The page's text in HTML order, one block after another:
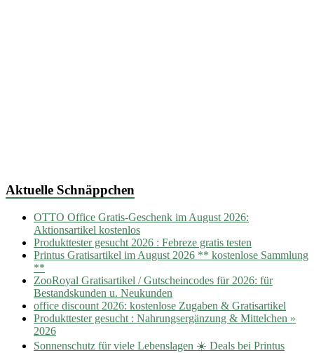
Aktuelle Schnäppchen
OTTO Office Gratis-Geschenk im August 2026:
Aktionsartikel kostenlos
Produkttester gesucht 2026 : Febreze gratis testen
Printus Gratisartikel im August 2026 ** kostenlose Sammlung
**
ZooRoyal Gratisartikel / Gutscheincodes für 2026: für
Bestandskunden u. Neukunden
office discount 2026: kostenlose Zugaben & Gratisartikel
Produkttester gesucht : Nahrungsergänzung & Mittelchen »
2026
Sonnenschutz für viele Lebenslagen ☀️ Deals bei Printus